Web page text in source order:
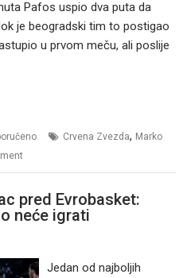
Pafos uspio dva puta da
je beogradski tim to postigao
u prvom meču, ali poslije
Crvena Zvezda, Marko
pred Evrobasket:
neće igrati
Jedan od najboljih